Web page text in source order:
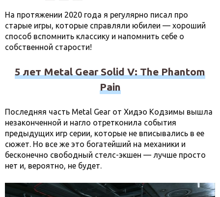
На протяжении 2020 года я регулярно писал про
старые игры, которые справляли юбилеи — хороший
способ вспомнить классику и напомнить себе о
собственной старости!
5 лет Metal Gear Solid V: The Phantom
Pain
Последняя часть Metal Gear от Хидэо Кодзимы вышла
незаконченной и нагло отретконила события
предыдущих игр серии, которые не вписывались в ее
сюжет. Но все же это богатейший на механики и
бесконечно свободный стелс-экшен — лучше просто
нет и, вероятно, не будет.